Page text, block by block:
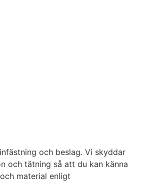
och beslag. Vi skyddar
och tätning så att du kan känna
material enligt